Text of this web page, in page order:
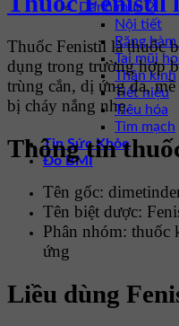
Danh mục 2
Nội tiết
Răng
Tai mũi
Thần kinh
Tiết niệu
Tiêu hóa
Tim mạch
Tin Sức Khỏe
Đo BMI
Thuốc Fenistil là thuốc
dụng trong trường hợp
trùng cắn, dị ứng da,
bị cháy nắng nhẹ.
Thông tin
Tên gốc:
Tên biệt dược:
Phân nhóm: thuốc
ứng
Liều dùng